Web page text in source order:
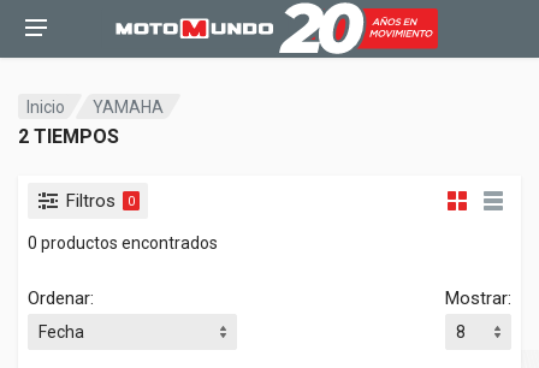
Inicio YAMAHA
2 TIEMPOS
Filtros 0
0 productos encontrados
Ordenar: Mostrar: